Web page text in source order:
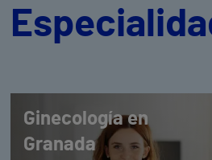
Ginecología en
Granada